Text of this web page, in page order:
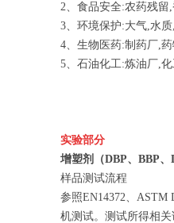
2、食品安全:农药残留
3、环境保护:大气,水
4、生物医药:制药厂,
5、石油化工:炼油厂,
实验部分
增塑剂（DBP、BBP、
样品测试流程
参照EN14372、ASTM
机测试。测试所得相